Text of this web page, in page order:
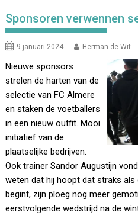
Sponsoren verwennen
9 januari 2024 Herman de Wit
Nieuwe sponsors
strelen de harten van de
selectie van FC Almere
en staken de voetballers
in een nieuw outfit. Mooi
initiatief van de
plaatselijke bedrijven.
Ook trainer Sandor Augustijn
weten dat hij hoopt dat straks
begint, zijn ploeg nog meer
eerstvolgende wedstrijd na de